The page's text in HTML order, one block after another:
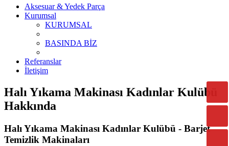
Aksesuar & Yedek Parça
Kurumsal
KURUMSAL
BASINDA BİZ
Referanslar
İletişim
Halı Yıkama Makinası Kadınlar Kulübü
Hakkında
Halı Yıkama Makinası Kadınlar Kulübü - Barjet
Temizlik Makinaları